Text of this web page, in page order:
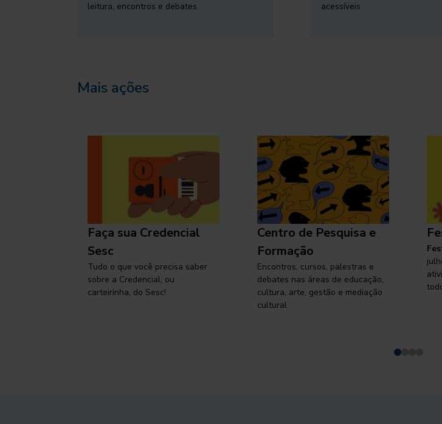
leitura, encontros e debates
acessíveis
Mais ações
Faça sua Credencial
Sesc
Tudo o que você precisa saber
sobre a Credencial, ou
carteirinha, do Sesc!
Centro de Pesquisa e
Formação
Encontros, cursos, palestras e
debates nas áreas de educação,
cultura, arte, gestão e mediação
cultural